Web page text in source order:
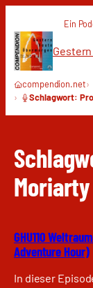
Inhalt
springen
Ein
compendion.net
Schlagwort:
Moriarty
GHU110
Adventure Hour)
In dieser